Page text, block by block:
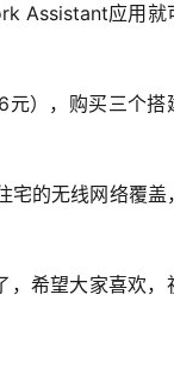
Assistant应用就
），购买三个搭
宅的无线网络覆盖
，希望大家喜欢，